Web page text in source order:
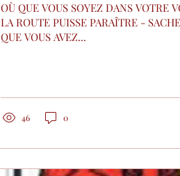
OÙ QUE VOUS SOYEZ DANS VOTRE
LA ROUTE PUISSE PARAÎTRE -
QUE VOUS AVEZ...
46 0